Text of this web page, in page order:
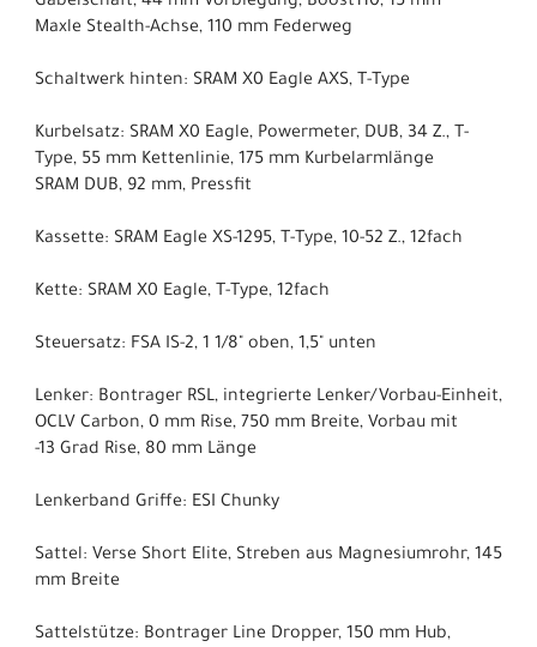
Maxle Stealth-Achse, 110 mm Federweg
Schaltwerk hinten: SRAM X0 Eagle AXS, T-Type
Kurbelsatz: SRAM X0 Eagle, Powermeter, DUB, 34 Z., T-
Type, 55 mm Kettenlinie, 175 mm Kurbelarmlänge
SRAM DUB, 92 mm, Pressfit
Kassette: SRAM Eagle XS-1295, T-Type, 10-52 Z., 12fach
Kette: SRAM X0 Eagle, T-Type, 12fach
Steuersatz: FSA IS-2, 1 1/8" oben, 1,5" unten
Lenker: Bontrager RSL, integrierte Lenker/Vorbau-Einheit,
OCLV Carbon, 0 mm Rise, 750 mm Breite, Vorbau mit
-13 Grad Rise, 80 mm Länge
Lenkerband Griffe: ESI Chunky
Sattel: Verse Short Elite, Streben aus Magnesiumrohr, 145
mm Breite
Sattelstütze: Bontrager Line Dropper, 150 mm Hub,